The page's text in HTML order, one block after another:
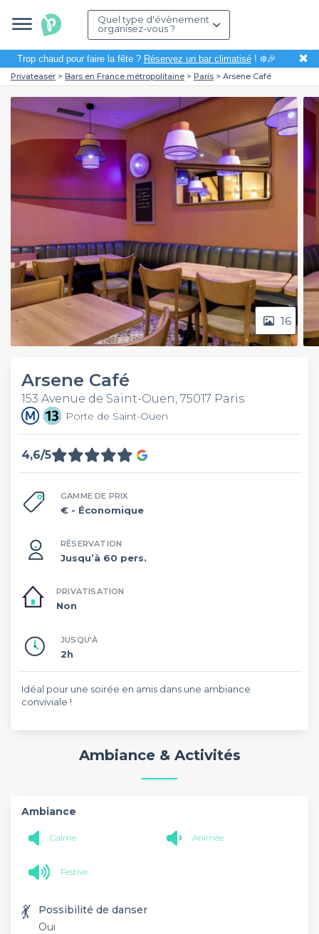
Quel type d'évènement
organisez-vous ?
Trop chaud pour faire la fête ? Réservez un bar climatisé! ❄️🎉 ✖
Privateaser Bars en France métropolitaine Paris Arsene Café
16
Arsene Café
153 Avenue de Saint-Ouen, 75017 Paris
Porte de Saint-Ouen
4,6/5
GAMME DE PRIX
€ - Économique
RÉSERVATION
Jusqu’à 60 pers.
PRIVATISATION
Non
JUSQU'À
2h
Idéal pour une soirée en amis dans une ambiance
conviviale !
Ambiance & Activités
Ambiance
Calme Animée
Festive
💃
Possibilité de danser
Oui